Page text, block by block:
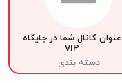
عنوان کانال شما در جایگاه
VIP
دسته بندی